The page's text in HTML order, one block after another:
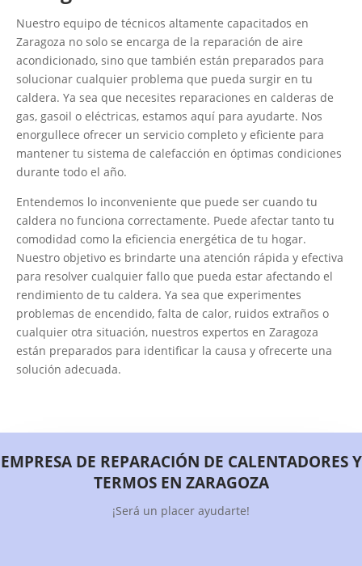
Nuestro equipo de técnicos altamente capacitados en
Zaragoza no solo se encarga de la reparación de aire
acondicionado, sino que también están preparados para
solucionar cualquier problema que pueda surgir en tu
caldera. Ya sea que necesites reparaciones en calderas de
gas, gasoil o eléctricas, estamos aquí para ayudarte. Nos
enorgullece ofrecer un servicio completo y eficiente para
mantener tu sistema de calefacción en óptimas condiciones
durante todo el año.
Entendemos lo inconveniente que puede ser cuando tu
caldera no funciona correctamente. Puede afectar tanto tu
comodidad como la eficiencia energética de tu hogar.
Nuestro objetivo es brindarte una atención rápida y efectiva
para resolver cualquier fallo que pueda estar afectando el
rendimiento de tu caldera. Ya sea que experimentes
problemas de encendido, falta de calor, ruidos extraños o
cualquier otra situación, nuestros expertos en Zaragoza
están preparados para identificar la causa y ofrecerte una
solución adecuada.
EMPRESA DE REPARACIÓN DE CALENTADORES Y
TERMOS EN ZARAGOZA
¡Será un placer ayudarte!